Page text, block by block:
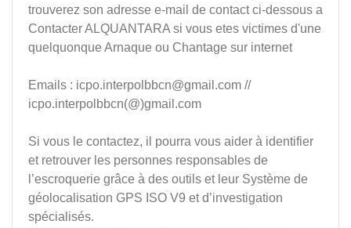
trouverez son adresse e-mail de contact ci-dessous a
Contacter ALQUANTARA si vous etes victimes d'une
quelquonque Arnaque ou Chantage sur internet
Emails : icpo.interpolbbcn@gmail.com //
icpo.interpolbbcn(@)gmail.com
Si vous le contactez, il pourra vous aider à identifier
et retrouver les personnes responsables de
l’escroquerie grâce à des outils et leur Système de
géolocalisation GPS ISO V9 et d’investigation
spécialisés.